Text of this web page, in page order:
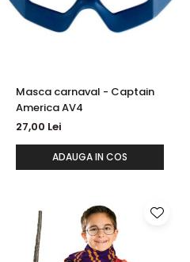
Masca carnaval - Captain
America AV4
27,00 Lei
ADAUGA IN COS